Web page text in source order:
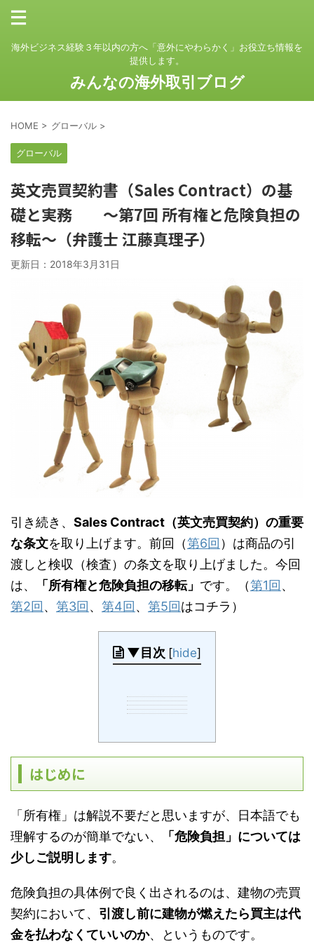
海外ビジネス経験３年以内の方へ「意外にやわらかく」お役立ち情報を
提供します。
みんなの海外取引ブログ
HOME > グローバル >
グローバル
英文売買契約書（Sales Contract）の基
礎と実務 ～第7回 所有権と危険負担の
移転～（弁護士 江藤真理子）
更新日： 2018年3月31日
引き続き、 Sales Contract（英文売買契約）の重要
な条文を取り上げます。前回（第6回 ）は商品の引
渡しと検収（検査）の条文を取り上げました。今回
は、
「所有権と危険負担の移転」 です。（第1回、
第2回、 第3回、 第4回、 第5回はコチラ）
▼目次 [hide]
はじめに
「所有権」は解説不要だと思いますが、日本語でも
理解するのが簡単でない、
「危険負担」については
少しご説明します。
危険負担の具体例で良く出されるのは、建物の売買
契約において、 引渡し前に建物が燃えたら買主は代
金を払わなくていいのか、というものです。